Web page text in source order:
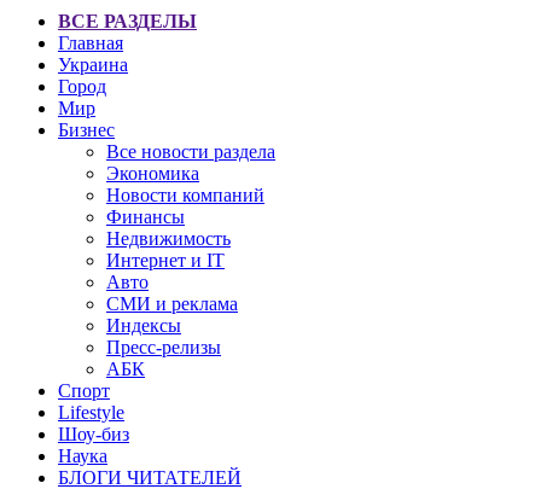
ВСЕ РАЗДЕЛЫ
Главная
Украина
Город
Мир
Бизнес
Все новости раздела
Экономика
Новости компаний
Финансы
Недвижимость
Интернет и IT
Авто
СМИ и реклама
Индексы
Пресс-релизы
АБК
Спорт
Lifestyle
Шоу-биз
Наука
БЛОГИ ЧИТАТЕЛЕЙ